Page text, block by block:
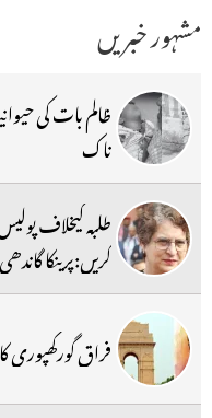
مشہور خبریں
ظالم بات کی
ناک
طلبہ کیخلاف
کریں:پرینکا گاندھی
فراق گورکھپوری